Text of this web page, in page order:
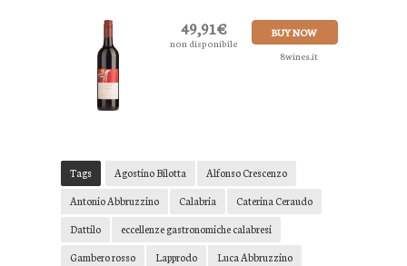
49,91€
non disponibile
BUY NOW
8wines.it
Tags Agostino Bilotta
Alfonso Crescenzo
Antonio Abbruzzino
Calabria
Caterina Ceraudo
Dattilo
eccellenze gastronomiche calabresi
Gambero rosso
Lapprodo
Luca Abbruzzino